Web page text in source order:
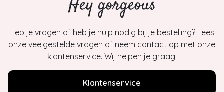
Hey gorgeous
Heb je vragen of heb je hulp nodig bij je bestelling? Lees
onze veelgestelde vragen of neem contact op met onze
klantenservice. Wij helpen je graag!
Klantenservice